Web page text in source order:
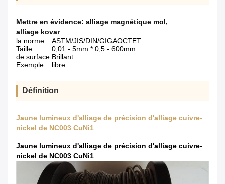
Mettre en évidence: alliage magnétique mol,
alliage kovar
la norme:
ASTM/JIS/DIN/GIGAOCTET
Taille:
0,01 - 5mm * 0,5 - 600mm
de surface:Brillant
Exemple:
libre
Définition
Jaune lumineux d'alliage de précision d'alliage cuivre-
nickel de NC003 CuNi1
Jaune lumineux d'alliage de précision d'alliage cuivre-
nickel de NC003 CuNi1